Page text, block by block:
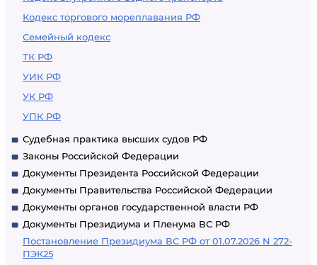
Кодекс торгового мореплавания РФ
Семейный кодекс
ТК РФ
УИК РФ
УК РФ
УПК РФ
Судебная практика высших судов РФ
Законы Российской Федерации
Документы Президента Российской Федерации
Документы Правительства Российской Федерации
Документы органов государственной власти РФ
Документы Президиума и Пленума ВС РФ
Постановление Президиума ВС РФ от 01.07.2026 N 272-
ПЭК25